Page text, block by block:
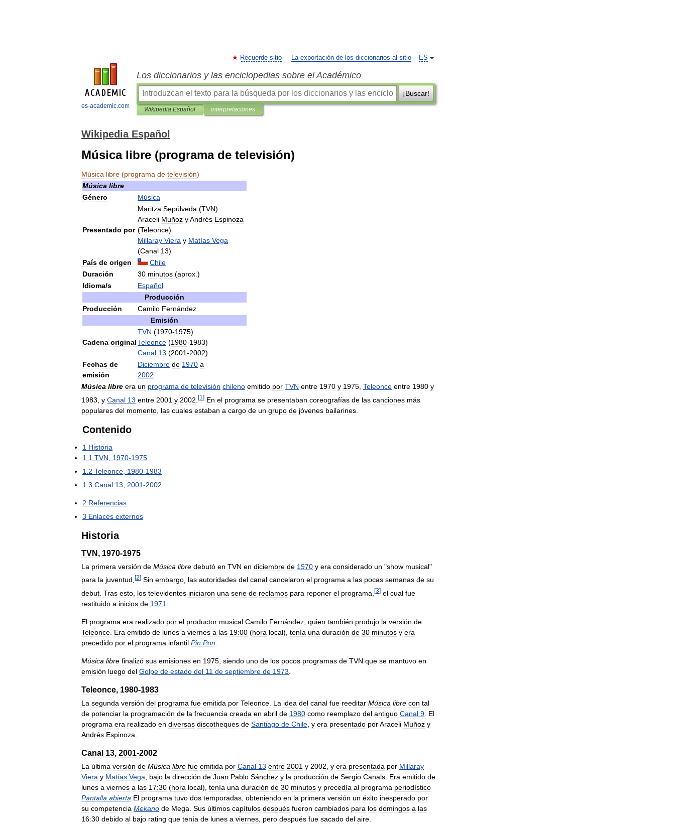
es-academic.com
ES
Recuerde sitio La exportación de los diccionarios al sitio
Los diccionarios y las enciclopedias sobre el Académico
¡Buscar!
Wikipedia Español interpretaciones
Wikipedia Español
Música libre (programa de televisión)
Música libre (programa de televisión)
Música libre
Género
Música
Presentado por
Maritza Sepúlveda (TVN)
Araceli Muñoz yAndrés Espinoza
(Teleonce)
Millaray Viera y Matías Vega
(Canal 13)
País de origen
Chile
Duración
30 minutos (aprox .)
Idioma/s
Español
Producción
Producción
Camilo Fernández
Emisión
Cadena original
TVN (1970-1975)
Teleonce (1980-1983)
Canal 13 (2001-2002)
Fechas de
emisión
Diciembre de 1970 a
2002
Música libre era un programa de televisión chileno emitido por TVN entre 1970 y 1975 Teleonce entre 1980 y
1983 y Canal 13 entre 2001 y 2002 [1 ] En el programa se presentaban coreografías de las canciones más
populares del momento las cuales estaban a cargo de un grupo de jóvenes bailarines
Contenido
1 Historia
1 1 TVN 1970-1975
1 2 Teleonce 1980-1983
1 3 Canal 13 2001-2002
2 Referencias
3 Enlaces externos
Historia
TVN , 1970-1975
La primera versión de Música libre debutó en TVN en diciembre de 1970 y era considerado un "show musical"
para la juventud [2] Sin embargo las autoridades del canal cancelaron el programa a las pocas semanas de su
debut Tras esto los televidentes iniciaron una serie de reclamos para reponer el programa [3] el cual fue
restituido a inicios de 1971
El programa era realizado por el productor musical Camilo Fernández quien también produjo la versión de
Teleonce Era emitido de lunes a viernes a las 19:00 (hora local), tenía una duración de 30 minutos y era
precedido por el programa infantil Pin Pon
Música libre finalizó sus emisiones en 1975 siendo uno de los pocos programas de TVN que se mantuvo en
emisión luego del Golpe de estado del 11 de septiembre de 1973
Teleonce, 1980-1983
La segunda versión del programa fue emitida por Teleonce La idea del canal fue reeditar Música libre con tal
de potenciar la programación de la frecuencia creada en abril de 1980 como reemplazo del antiguo Canal 9 El
programa era realizado en diversas discotheques de Santiago de Chile y era presentado porAraceli Muñoz y
Andrés Espinoza
Canal 13, 2001-2002
La última versión de Música libre fue emitida por Canal 13 entre 2001 y 2002 y era presentada por Millaray
Viera y Matías Vega bajo la dirección de Juan Pablo Sánchez y la producción de Sergio Canals Era emitido de
lunes a viernes a las 17:30 (hora local), tenía una duración de 30 minutos y precedía al programa periodístico
Pantalla abierta El programa tuvo dos temporadas obteniendo en la primera versión un éxito inesperado por
su competencia Mekano de Mega Sus últimos capítulos después fueron cambiados para los domingos a las
16:30 debido al bajo rating que tenía de lunes a viernes pero después fue sacado del aire